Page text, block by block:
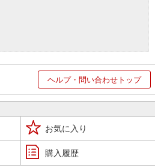
ヘルプ・問い合わせトップ
お気に入り
購入履歴